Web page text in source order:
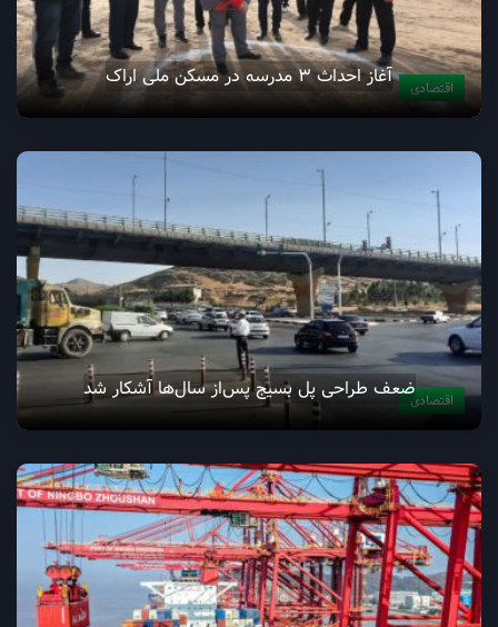
اقتصادی آغاز احداث ۳ مدرسه در مسکن ملی اراک
اقتصادیضعف طراحی پل بسیج پس‌از سال‌ها آشکار شد